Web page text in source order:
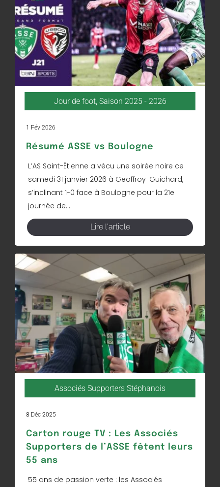
Jour de foot, Saison 2025 - 2026
1 Fév 2026
Résumé ASSE vs Boulogne
L’AS Saint-Étienne a vécu une soirée noire ce
samedi 31 janvier 2026 à Geoffroy-Guichard,
s’inclinant 1-0 face à Boulogne pour la 21e
journée de...
Lire l'article
Associés Supporters Stéphanois
8 Déc 2025
Carton rouge TV : Les Associés
Supporters de l’ASSE fêtent leurs
55 ans
55 ans de passion verte : les Associés